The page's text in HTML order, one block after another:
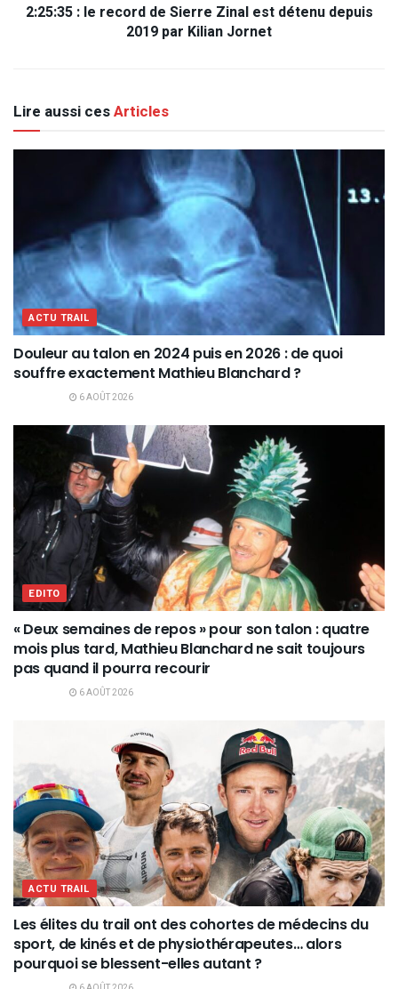
2:25:35 : le record de Sierre Zinal est détenu depuis
2019 par Kilian Jornet
Lire aussi cesArticles
ACTU TRAIL
Douleur au talon en 2024 puis en 2026 : de quoi
souffre exactement Mathieu Blanchard ?
6 AOÛT 2026
EDITO
« Deux semaines de repos » pour son talon : quatre
mois plus tard, Mathieu Blanchard ne sait toujours
pas quand il pourra recourir
6 AOÛT 2026
ACTU TRAIL
Les élites du trail ont des cohortes de médecins du
sport, de kinés et de physiothérapeutes… alors
pourquoi se blessent-elles autant ?